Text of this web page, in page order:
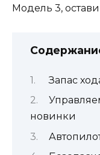
Модель 3,
Запас
новинки